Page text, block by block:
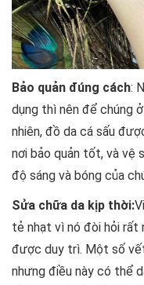
Bảo quản đúng cách:
dụng thì nên để chúng
nhiên, đồ da cá sấu
nơi bảo quản tốt, và vệ
độ sáng và bóng của
Sửa chữa da kịp thời:
tẻ nhạt vì nó đòi hỏi rất
được duy trì. Một số
nhưng điều này có thể